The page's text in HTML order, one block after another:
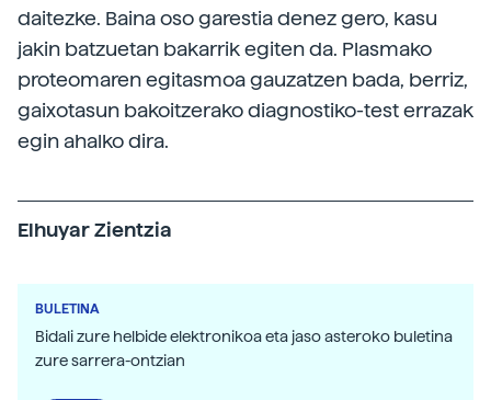
daitezke. Baina oso garestia denez gero, kasu
jakin batzuetan bakarrik egiten da. Plasmako
proteomaren egitasmoa gauzatzen bada, berriz,
gaixotasun bakoitzerako diagnostiko-test errazak
egin ahalko dira.
Elhuyar Zientzia
BULETINA
Bidali zure helbide elektronikoa eta jaso asteroko buletina
zure sarrera-ontzian